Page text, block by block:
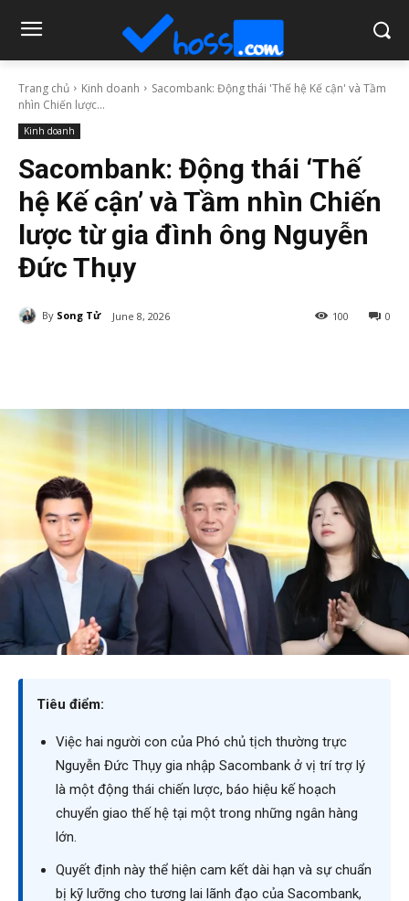
Trang chủ Kinh doanh
Sacombank: Động thái 'Thế hệ Kế cận' và Tầm
nhìn Chiến lược...
Kinh doanh
Sacombank: Động thái ‘Thế
hệ Kế cận’ và Tầm nhìn Chiến
lược từ gia đình ông Nguyễn
Đức Thụy
By Song Tử June 8, 2026 0
100
Tiêu điểm:
Việc hai người con của Phó chủ tịch thường trực
Nguyễn Đức Thụy gia nhập Sacombank ở vị trí trợ lý
là một động thái chiến lược, báo hiệu kế hoạch
chuyển giao thế hệ tại một trong những ngân hàng
lớn.
Quyết định này thể hiện cam kết dài hạn và sự chuẩn
bị kỹ lưỡng cho tương lai lãnh đạo của Sacombank,